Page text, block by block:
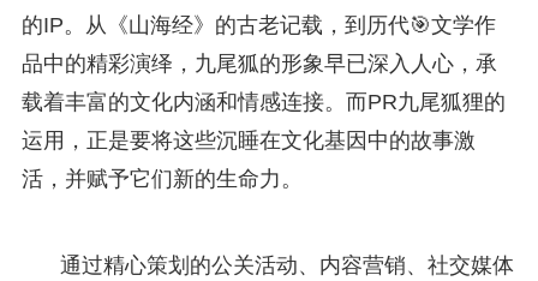
的IP。从《山海经》的古老记载，到历代🎯文学作
品中的精彩演绎，九尾狐的形象早已深入人心，承
载着丰富的文化内涵和情感连接。而PR九尾狐狸的
运用，正是要将这些沉睡在文化基因中的故事激
活，并赋予它们新的生命力。
通过精心策划的公关活动、内容营销、社交媒体